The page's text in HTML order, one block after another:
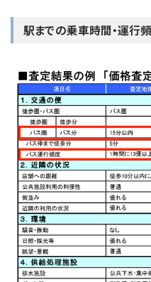
駅までの乗車時間・運行